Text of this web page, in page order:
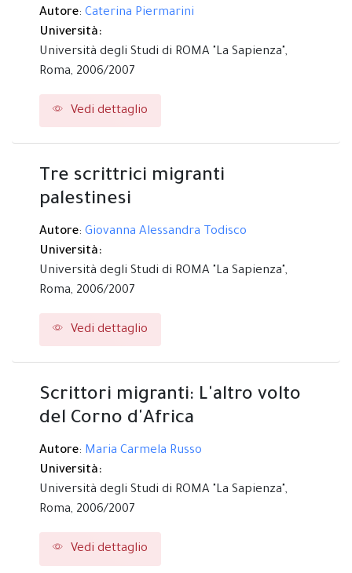
Autore: Caterina Piermarini
Università:
Università degli Studi di ROMA "La Sapienza",
Roma, 2006/2007
Vedi dettaglio
Tre scrittrici migranti
palestinesi
Autore: Giovanna Alessandra Todisco
Università:
Università degli Studi di ROMA "La Sapienza",
Roma, 2006/2007
Vedi dettaglio
Scrittori migranti: L'altro volto
del Corno d'Africa
Autore: Maria Carmela Russo
Università:
Università degli Studi di ROMA "La Sapienza",
Roma, 2006/2007
Vedi dettaglio